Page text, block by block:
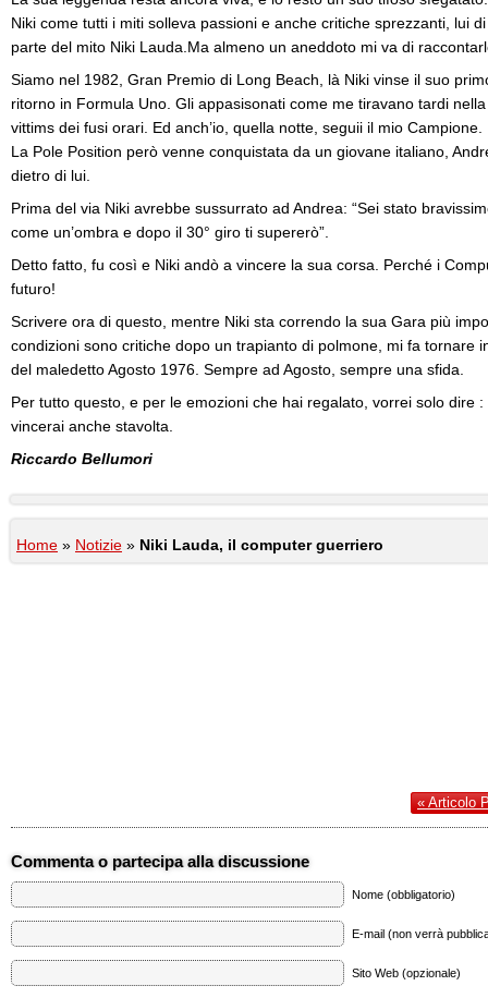
Niki come tutti i miti solleva passioni e anche critiche sprezzanti, lui
parte del mito Niki Lauda.Ma almeno un aneddoto mi va di
Siamo nel 1982, Gran Premio di Long Beach, là Niki vinse il suo
ritorno in Formula Uno. Gli appasisonati come me tiravano tardi
vittims dei fusi orari. Ed anch’io, quella notte, seguii il mio Campione.
La Pole Position però venne conquistata da un giovane italiano,
dietro di lui.
Prima del via Niki avrebbe sussurrato ad Andrea: “Sei stato
come un’ombra e dopo il 30° giro ti supererò”.
Detto fatto, fu così e Niki andò a vincere la sua corsa. Perché i
futuro!
Scrivere ora di questo, mentre Niki sta correndo la sua Gara più
condizioni sono critiche dopo un trapianto di polmone, mi fa tornare
del maledetto Agosto 1976. Sempre ad Agosto, sempre una sfida.
Per tutto questo, e per le emozioni che hai regalato, vorrei solo dire
vincerai anche stavolta.
Riccardo Bellumori
Home » Notizie » Niki Lauda, il computer guerriero
« Articolo
Commenta o partecipa alla discussione
Nome (obbligatorio)
E-mail (non verrà
Sito Web (opzionale)